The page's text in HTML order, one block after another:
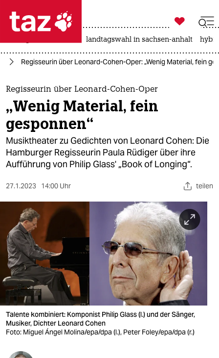
 taz zahl ich
taz zahl ich
themen
politik
öko
gesellschaft
sport
berlin
nord
wahrheit
verlag
verlag
veranstaltungen

taz zahl ich
landtagswahl in sachsen-anhalt
Regisseurin über Leonard-Cohen-Oper: „Wenig Material, fein
Regisseurin über Leonard-Cohen-Oper
„Wenig Material, fein
gesponnen“
Musiktheater zu Gedichten von Leonard Cohen: Die
Hamburger Regisseurin Paula Rüdiger über ihre
Aufführung von Philip Glass' „Book of Longing“.
27.1.2023 14:00 Uhr teilen
Talente kombiniert: Komponist Philip Glass (l.) und der Sänger,
Musiker, Dichter Leonard Cohen
Foto: Miguel Ángel Molina/epa/dpa (l.), Peter Foley/epa/dpa (r.)